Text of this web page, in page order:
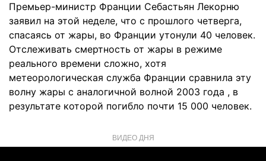
Премьер-министр Франции Себастьян Лекорню
заявил на этой неделе, что с прошлого четверга,
спасаясь от жары, во Франции утонули 40 человек.
Отслеживать смертность от жары в режиме
реального времени сложно, хотя
метеорологическая служба Франции сравнила эту
волну жары с аналогичной волной 2003 года , в
результате которой погибло почти 15 000 человек.
ВИДЕО ДНЯ